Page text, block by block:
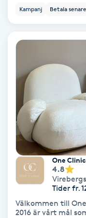
Kroppspeeling
Käkledsbehandling
Kärlbehandling
Laserbehandling
Lashlift Keratin
Kampanj Betala senare
One
4.8
Tider fr.
Välkommen till One Clinic i
2016 är vårt mål